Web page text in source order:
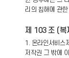
리의 침해에 관
제 103 조 (복
1. 온라인서비스
저작권 그 밖에